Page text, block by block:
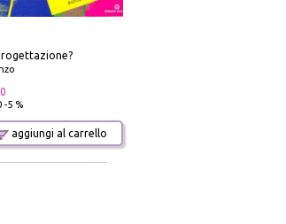
-5 %
aggiungi al carrello